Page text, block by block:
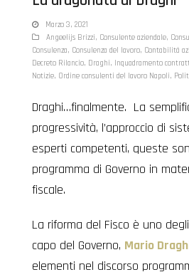
Marzo 3, 2021
Angeelijs Brizzi, Consulente aziendale,
Consulenza, Consulenza del lavoro, Contabilità
Decreto Rilancio, Draghi, Inquadramento
Notizie, Ordine consulenti del lavoro Napoli,
Draghi…finalmente. La
progressività, l’approccio di
esperti competenti, queste
programma di Governo in
fiscale.
La riforma del Fisco è uno
capo del Governo, Mario
elementi nel discorso